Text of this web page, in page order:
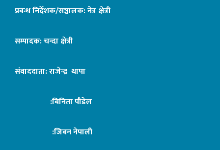
प्रबन्ध निर्देशक/सञ्चालक: नेत्र क्षेत्री
सम्पादक: चन्दा क्षेत्री
संवाददाता: राजेन्द्र थापा
:बिनिता पौडेल
:जिबन नेपाली